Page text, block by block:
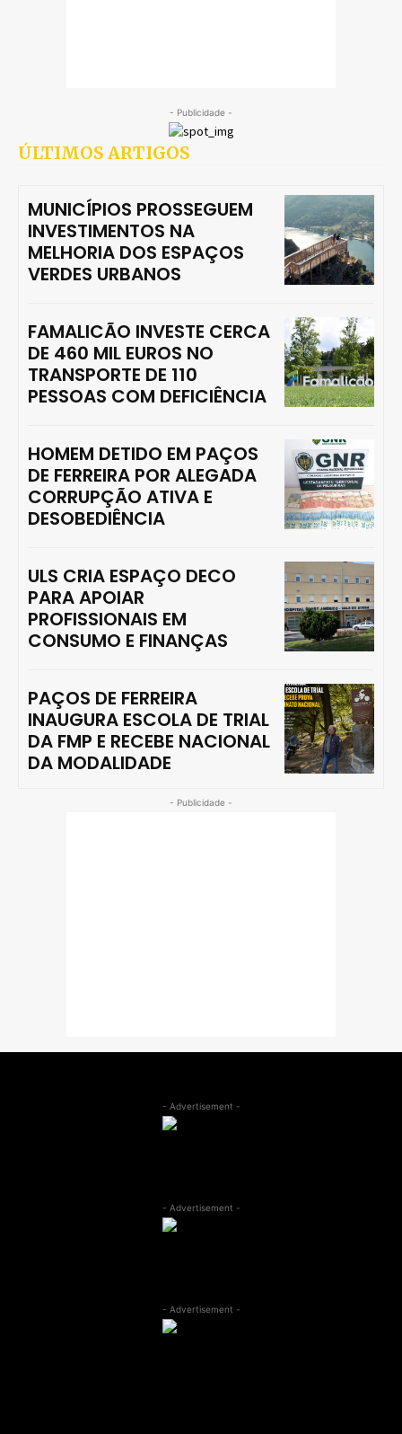
- Publicidade -
ÚLTIMOS ARTIGOS
MUNICÍPIOS PROSSEGUEM
INVESTIMENTOS NA
MELHORIA DOS ESPAÇOS
VERDES URBANOS
FAMALICÃO INVESTE CERCA
DE 460 MIL EUROS NO
TRANSPORTE DE 110
PESSOAS COM DEFICIÊNCIA
HOMEM DETIDO EM PAÇOS
DE FERREIRA POR ALEGADA
CORRUPÇÃO ATIVA E
DESOBEDIÊNCIA
ULS CRIA ESPAÇO DECO
PARA APOIAR
PROFISSIONAIS EM
CONSUMO E FINANÇAS
PAÇOS DE FERREIRA
INAUGURA ESCOLA DE TRIAL
DA FMP E RECEBE NACIONAL
DA MODALIDADE
- Publicidade -
- Advertisement -
- Advertisement -
- Advertisement -